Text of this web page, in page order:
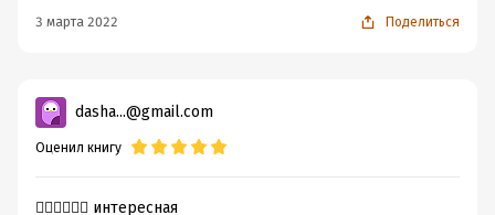
3 марта 2022 Поделиться
dasha...@gmail.com
Оценил книгу
👍🏻👍🏻👍🏻 интересная